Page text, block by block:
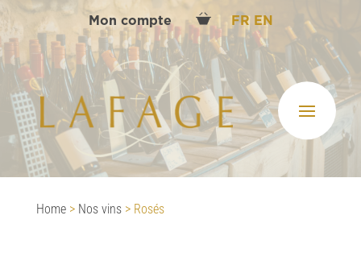
Mon compte FR EN
Home> Nos vins> Rosés